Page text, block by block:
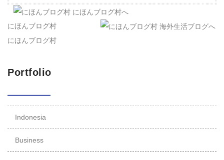
にほんブログ村
にほんブログ村
Portfolio
Indonesia
Business